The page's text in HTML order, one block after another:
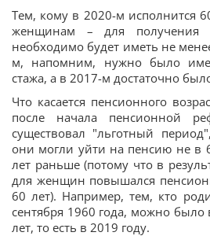
Тем, кому в 2020-м исполнится
женщинам – для получения
необходимо будет иметь не
м, напомним, нужно было
стажа, а в 2017-м достаточно
Что касается пенсионного
после начала пенсионной
существовал "льготный
они могли уйти на пенсию не в
лет раньше (потому что в
для женщин повышался
60 лет). Например, тем, кто
сентября 1960 года, можно
лет, то есть в 2019 году.